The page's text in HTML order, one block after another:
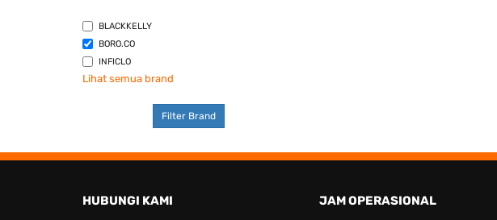
BLACKKELLY
BORO.CO
INFICLO
Lihat semua brand
Filter Brand
HUBUNGI KAMI JAM OPERASIONAL